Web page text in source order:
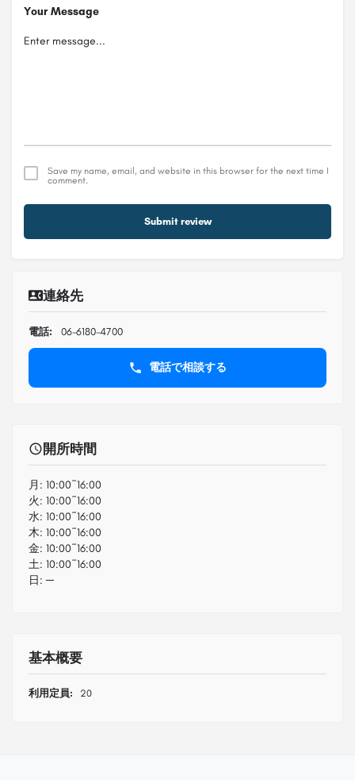
Your Message
Save my name, email, and website in this browser for the next time I
comment.
Submit review
連絡先
電話: 06-6180-4700
電話で相談する
開所時間
月: 10:00~16:00
火: 10:00~16:00
水: 10:00~16:00
木: 10:00~16:00
金: 10:00~16:00
土: 10:00~16:00
日: ─
基本概要
利用定員: 20